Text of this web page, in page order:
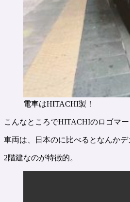
電車はHITACHI製！
こんなところでHITACHIのロゴマー
車両は、日本のに比べるとなんかデ
2階建なのが特徴的。